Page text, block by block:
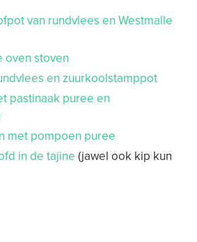
van rundvlees en Westmalle
oven stoven
en zuurkoolstamppot
pastinaak puree en
met pompoen puree
in de tajine (jawel ook kip kun